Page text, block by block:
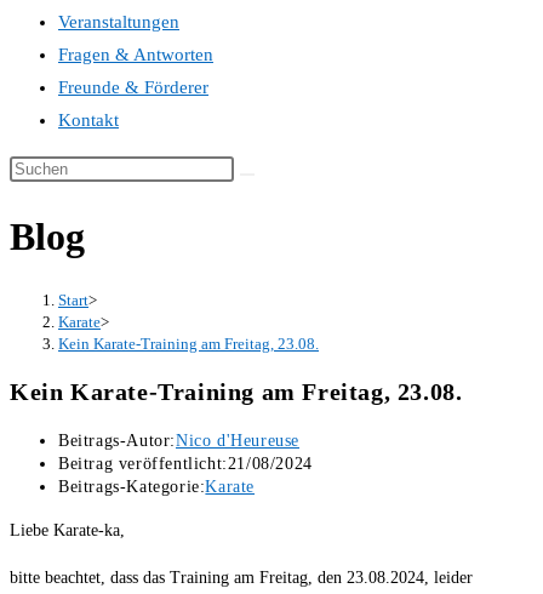
Veranstaltungen
Fragen & Antworten
Freunde & Förderer
Kontakt
Blog
Start>
Karate>
Kein Karate-Training am Freitag, 23.08.
Kein Karate-Training am Freitag, 23.08.
Beitrags-Autor:Nico d'Heureuse
Beitrag veröffentlicht:21/08/2024
Beitrags-Kategorie:Karate
Liebe Karate-ka,
bitte beachtet, dass das Training am Freitag, den 23.08.2024, leider